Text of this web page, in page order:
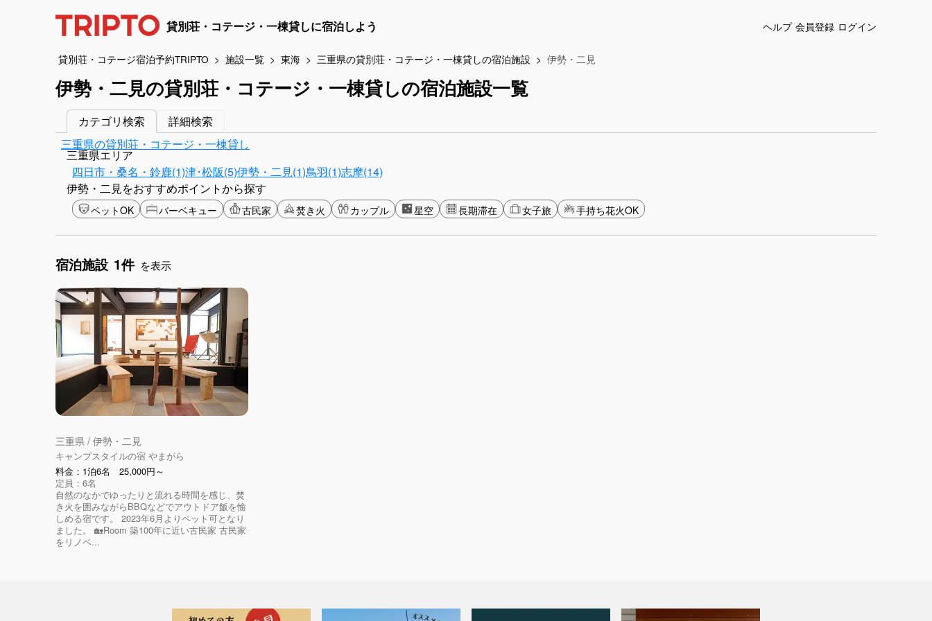
貸別荘・コテージ・一棟貸しに宿泊しよう ヘルプ 会員登録 ログイン
貸別荘・コテージ宿泊予約TRIPTO 施設一覧 東海 三重県の貸別荘・コテージ・一棟貸しの宿泊施設 伊勢・二見
伊勢・二見の貸別荘・コテージ・一棟貸しの宿泊施設一覧
カテゴリ検索
詳細検索
三重県の貸別荘・コテージ・一棟貸し
三重県エリア
四日市・桑名・鈴鹿(1)津･松阪(5)伊勢・二見(1)鳥羽(1)志摩(14)
伊勢・二見をおすすめポイントから探す
ペットOK バーベキュー 古民家 焚き火 カップル 星空 長期滞在 女子旅 手持ち花火OK
宿泊施設 1件 を表示
三重県 / 伊勢・二見
キャンプスタイルの宿 やまがら
料金：1泊6名 25,000円～
定員：6名
自然のなかでゆったりと流れる時間を感じ、焚
き火を囲みながらBBQなどでアウトドア飯を愉
しめる宿です。 2023年6月よりペット可となり
ました。 🏡Room 築100年に近い古民家 古民家
をリノベ...